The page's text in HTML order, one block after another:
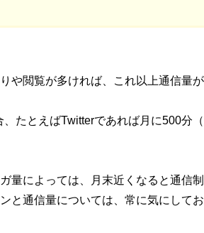
や閲覧が多ければ、これ以上通信量
たとえばTwitterであれば月に500分
量によっては、月末近くなると通信
と通信量については、常に気にして